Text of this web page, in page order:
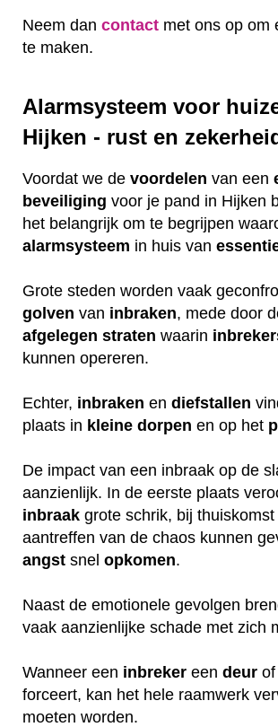
Neem dan contact met ons op om
te maken.
Alarmsysteem voor
Hijken - rust en
Voordat we de voordelen van een
beveiliging voor je pand in Hijken
het belangrijk om te begrijpen
alarmsysteem in huis van
Grote steden worden vaak
golven van inbraken, mede door
afgelegen straten waarin
kunnen opereren.
Echter, inbraken en diefstallen
plaats in kleine dorpen en op het
De impact van een inbraak op de
aanzienlijk. In de eerste plaats
inbraak grote schrik, bij
aantreffen van de chaos kunnen
angst snel opkomen.
Naast de emotionele gevolgen
vaak aanzienlijke schade met zich
Wanneer een inbreker een deur of
forceert, kan het hele raamwerk
moeten worden.